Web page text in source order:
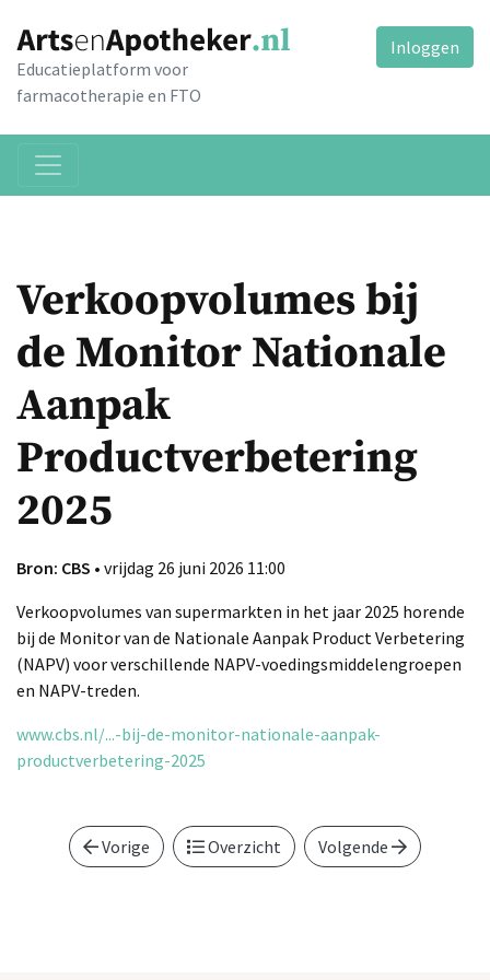
Educatieplatform voor
farmacotherapie en FTO
Inloggen
Verkoopvolumes bij
de Monitor Nationale
Aanpak
Productverbetering
2025
Bron: CBS • vrijdag 26 juni 2026 11:00
Verkoopvolumes van supermarkten in het jaar 2025 horende
bij de Monitor van de Nationale Aanpak Product Verbetering
(NAPV) voor verschillende NAPV-voedingsmiddelengroepen
en NAPV-treden.
www.cbs.nl/...-bij-de-monitor-nationale-aanpak-
productverbetering-2025
Vorige Overzicht Volgende